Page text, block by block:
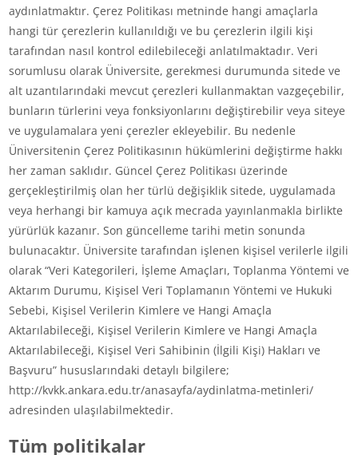
aydınlatmaktır. Çerez Politikası metninde hangi amaçlarla
hangi tür çerezlerin kullanıldığı ve bu çerezlerin ilgili kişi
tarafından nasıl kontrol edilebileceği anlatılmaktadır. Veri
sorumlusu olarak Üniversite, gerekmesi durumunda sitede ve
alt uzantılarındaki mevcut çerezleri kullanmaktan vazgeçebilir,
bunların türlerini veya fonksiyonlarını değiştirebilir veya siteye
ve uygulamalara yeni çerezler ekleyebilir. Bu nedenle
Üniversitenin Çerez Politikasının hükümlerini değiştirme hakkı
her zaman saklıdır. Güncel Çerez Politikası üzerinde
gerçekleştirilmiş olan her türlü değişiklik sitede, uygulamada
veya herhangi bir kamuya açık mecrada yayınlanmakla birlikte
yürürlük kazanır. Son güncelleme tarihi metin sonunda
bulunacaktır. Üniversite tarafından işlenen kişisel verilerle ilgili
olarak “Veri Kategorileri, İşleme Amaçları, Toplanma Yöntemi ve
Aktarım Durumu, Kişisel Veri Toplamanın Yöntemi ve Hukuki
Sebebi, Kişisel Verilerin Kimlere ve Hangi Amaçla
Aktarılabileceği, Kişisel Verilerin Kimlere ve Hangi Amaçla
Aktarılabileceği, Kişisel Veri Sahibinin (İlgili Kişi) Hakları ve
Başvuru” hususlarındaki detaylı bilgilere;
http://kvkk.ankara.edu.tr/anasayfa/aydinlatma-metinleri/
adresinden ulaşılabilmektedir.
Tüm politikalar